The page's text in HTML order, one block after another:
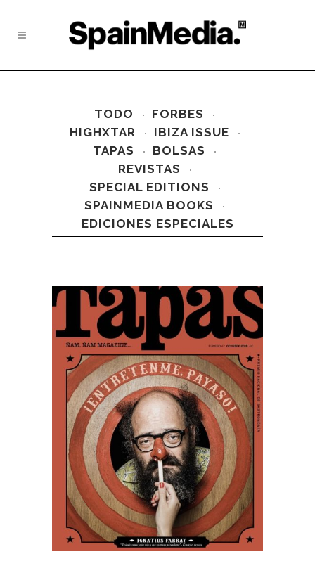
TODO
FORBES
HIGHXTAR
IBIZA ISSUE
TAPAS
BOLSAS
REVISTAS
SPECIAL EDITIONS
SPAINMEDIA BOOKS
EDICIONES ESPECIALES